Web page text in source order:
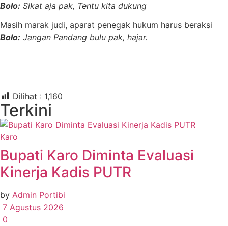
Bolo: Sikat aja pak, Tentu kita dukung
Masih marak judi, aparat penegak hukum harus beraksi
Bolo: Jangan Pandang bulu pak, hajar.
Dilihat : 1,160
Terkini
Karo
Bupati Karo Diminta Evaluasi
Kinerja Kadis PUTR
by Admin Portibi
7 Agustus 2026
0